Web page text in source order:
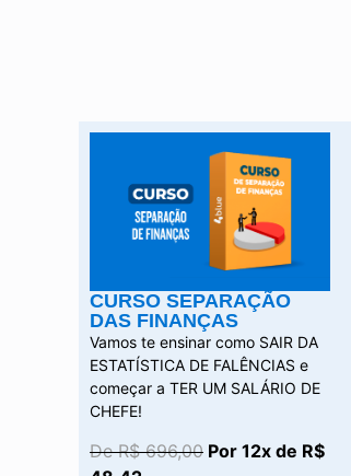
CURSO SEPARAÇÃO
DAS FINANÇAS
Vamos te ensinar como SAIR DA
ESTATÍSTICA DE FALÊNCIAS e
começar a TER UM SALÁRIO DE
CHEFE!
De R$ 696,00 Por 12x de R$